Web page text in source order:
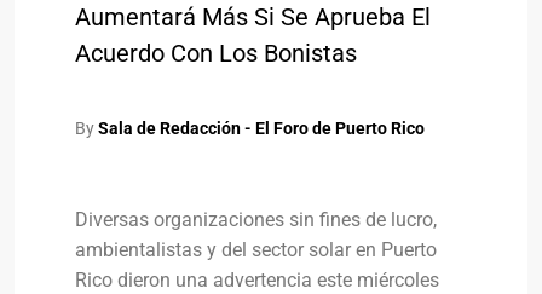
Aumentará Más Si Se Aprueba El
Acuerdo Con Los Bonistas
BySala de Redacción - El Foro de Puerto Rico
Diversas organizaciones sin fines de lucro,
ambientalistas y del sector solar en Puerto
Rico dieron una advertencia este miércoles